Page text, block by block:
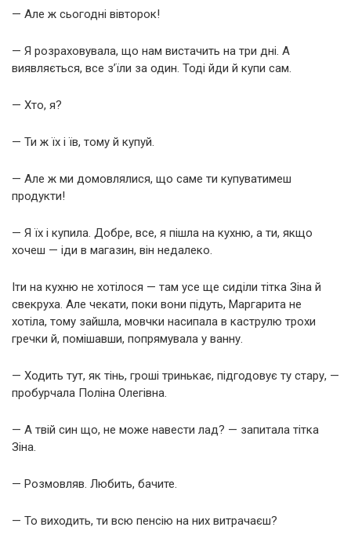
— Але ж сьогодні вівторок!
— Я розраховувала, що нам вистачить на три дні. А
виявляється, все з’їли за один. Тоді йди й купи сам.
— Хто, я?
— Ти ж їх і їв, тому й купуй.
— Але ж ми домовлялися, що саме ти купуватимеш
продукти!
— Я їх і купила. Добре, все, я пішла на кухню, а ти, якщо
хочеш — іди в магазин, він недалеко.
Іти на кухню не хотілося — там усе ще сиділи тітка Зіна й
свекруха. Але чекати, поки вони підуть, Маргарита не
хотіла, тому зайшла, мовчки насипала в каструлю трохи
гречки й, помішавши, попрямувала у ванну.
— Ходить тут, як тінь, гроші тринькає, підгодовує ту стару, —
пробурчала Поліна Олегівна.
— А твій син що, не може навести лад? — запитала тітка
Зіна.
— Розмовляв. Любить, бачите.
— То виходить, ти всю пенсію на них витрачаєш?